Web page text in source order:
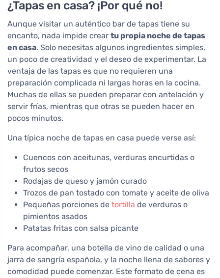
¿Tapas en casa? ¡Por qué no!
Aunque visitar un auténtico bar de tapas tiene su
encanto, nada impide crear tu propia noche de tapas
en casa. Solo necesitas algunos ingredientes simples,
un poco de creatividad y el deseo de experimentar. La
ventaja de las tapas es que no requieren una
preparación complicada ni largas horas en la cocina.
Muchas de ellas se pueden preparar con antelación y
servir frías, mientras que otras se pueden hacer en
pocos minutos.
Una típica noche de tapas en casa puede verse así:
Cuencos con aceitunas, verduras encurtidas o
frutos secos
Rodajas de queso y jamón curado
Trozos de pan tostado con tomate y aceite de oliva
Pequeñas porciones de tortilla de verduras o
pimientos asados
Patatas fritas con salsa picante
Para acompañar, una botella de vino de calidad o una
jarra de sangría española, y la noche llena de sabores y
comodidad puede comenzar. Este formato de cena es